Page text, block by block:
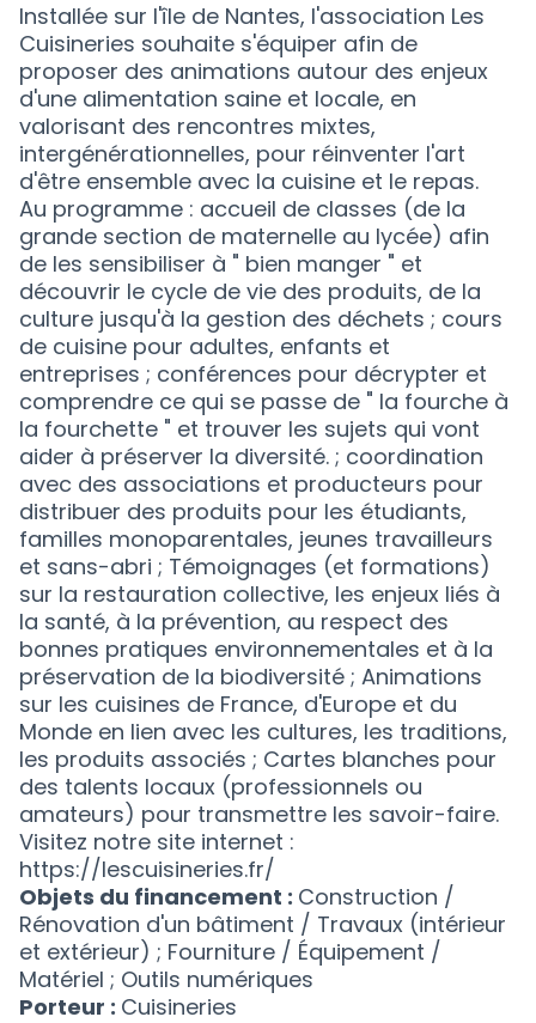
Installée sur l'île de Nantes, l'association Les
Cuisineries souhaite s'équiper afin de
proposer des animations autour des enjeux
d'une alimentation saine et locale, en
valorisant des rencontres mixtes,
intergénérationnelles, pour réinventer l'art
d'être ensemble avec la cuisine et le repas.
Au programme : accueil de classes (de la
grande section de maternelle au lycée) afin
de les sensibiliser à " bien manger " et
découvrir le cycle de vie des produits, de la
culture jusqu'à la gestion des déchets ; cours
de cuisine pour adultes, enfants et
entreprises ; conférences pour décrypter et
comprendre ce qui se passe de " la fourche à
la fourchette " et trouver les sujets qui vont
aider à préserver la diversité. ; coordination
avec des associations et producteurs pour
distribuer des produits pour les étudiants,
familles monoparentales, jeunes travailleurs
et sans-abri ; Témoignages (et formations)
sur la restauration collective, les enjeux liés à
la santé, à la prévention, au respect des
bonnes pratiques environnementales et à la
préservation de la biodiversité ; Animations
sur les cuisines de France, d'Europe et du
Monde en lien avec les cultures, les traditions,
les produits associés ; Cartes blanches pour
des talents locaux (professionnels ou
amateurs) pour transmettre les savoir-faire.
Visitez notre site internet :
https://lescuisineries.fr/
Objets du financement : Construction /
Rénovation d'un bâtiment / Travaux (intérieur
et extérieur) ; Fourniture / Équipement /
Matériel ; Outils numériques
Porteur : Cuisineries